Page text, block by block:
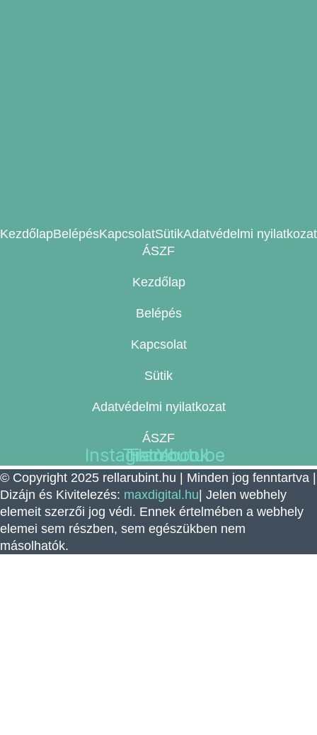
KezdőlapBelépésKapcsolatSütikAdatvédelmi nyilatkozat
ÁSZF
Kezdőlap
Belépés
Kapcsolat
Sütik
Adatvédelmi nyilatkozat
ÁSZF
Instagram
Tiktok
Facebook
Youtube
© Copyright 2025 rellarubint.hu | Minden jog fenntartva |
Dizájn és Kivitelezés: maxdigital.hu| Jelen webhely
elemeit szerzői jog védi. Ennek értelmében a webhely
elemei sem részben, sem egészükben nem
másolhatók.